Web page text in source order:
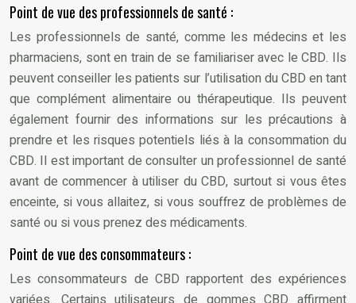
Point de vue des professionnels de santé :
Les professionnels de santé, comme les médecins et les
pharmaciens, sont en train de se familiariser avec le CBD. Ils
peuvent conseiller les patients sur l’utilisation du CBD en tant
que complément alimentaire ou thérapeutique. Ils peuvent
également fournir des informations sur les précautions à
prendre et les risques potentiels liés à la consommation du
CBD. Il est important de consulter un professionnel de santé
avant de commencer à utiliser du CBD, surtout si vous êtes
enceinte, si vous allaitez, si vous souffrez de problèmes de
santé ou si vous prenez des médicaments.
Point de vue des consommateurs :
Les consommateurs de CBD rapportent des expériences